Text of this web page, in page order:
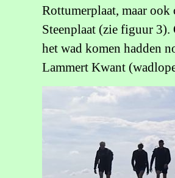
Rottumerplaat, maar
Steenplaat (zie figuur
het wad komen hadden
Lammert Kwant